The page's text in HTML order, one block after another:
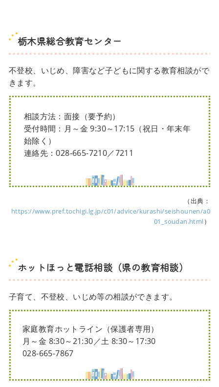
栃木県総合教育センター
不登校、いじめ、障害など子どもに関する教育相談がで
きます。
相談方法：面接（要予約）
受付時間：月～金 9:30～17:15（祝日・年末年
始除く）
連絡先：028-665-7210／7211
（出典：
https://www.pref.tochigi.lg.jp/c01/advice/kurashi/seishounen/a0
01_soudan.html）
ホットほっと電話相談（県の教育相談）
子育て、不登校、いじめ等の相談ができます。
家庭教育ホットライン（保護者専用）
月～金 8:30～21:30／土 8:30～17:30
028-665-7867